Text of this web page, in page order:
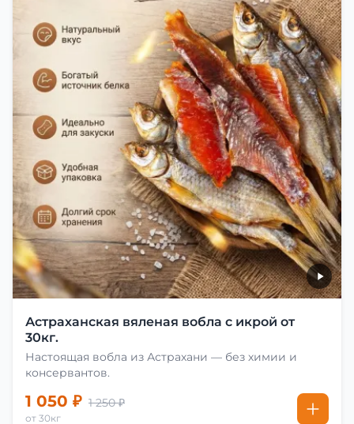
Астраханская вяленая вобла с икрой от
30кг.
Настоящая вобла из Астрахани — без химии и
консервантов.
1 050 ₽ 1 250 ₽
от 30кг